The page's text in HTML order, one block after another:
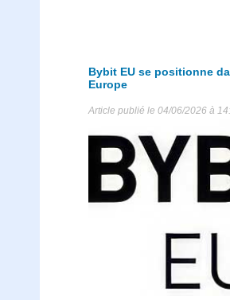
Bybit EU se positionne
Europe
Article publié le 04/06/2026 à